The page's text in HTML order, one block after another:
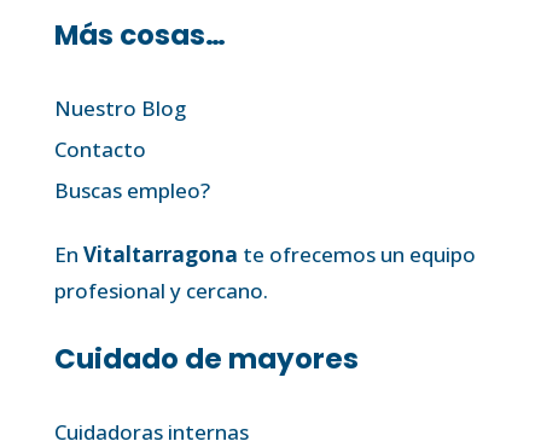
Más cosas…
Nuestro Blog
Contacto
Buscas empleo?
En Vitaltarragona te ofrecemos un equipo
profesional y cercano.
Cuidado de mayores
Cuidadoras internas